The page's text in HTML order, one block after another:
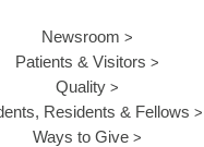
Newsroom
Patients & Visitors
Quality
Residents & Fellows
Ways to Give